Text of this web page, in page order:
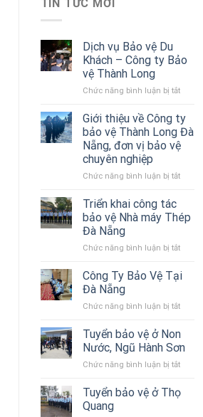
TIN TỨC MỚI
Dịch vụ Bảo vệ Du
Khách – Công ty Bảo
vệ Thành Long
Chức năng bình luận bị tắtở
vụ
Bảo
vệ
Du
–
Bảo
vệ
Long
Giới thiệu về Công ty
bảo vệ Thành Long Đà
Nẵng, đơn vị bảo vệ
chuyên nghiệp
Chức năng bình luận bị tắtở
về
Công
bảo
Thành
Nẵng,
vị
bảo
chuyên
Triển khai công tác
bảo vệ Nhà máy Thép
Đà Nẵng
Chức năng bình luận bị tắtở
khai
bảo
Nhà
máy
Đà
Công Ty Bảo Vệ Tại
Đà Nẵng
Chức năng bình luận bị tắtở
Ty
Vệ
Tại
Nẵng
Tuyển bảo vệ ở Non
Nước, Ngũ Hành Sơn
Chức năng bình luận bị tắtở
bảo
Tuyển bảo vệ ở Thọ
Quang